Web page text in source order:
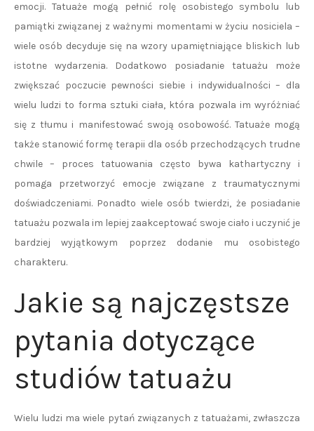
emocji. Tatuaże mogą pełnić rolę osobistego symbolu lub
pamiątki związanej z ważnymi momentami w życiu nosiciela –
wiele osób decyduje się na wzory upamiętniające bliskich lub
istotne wydarzenia. Dodatkowo posiadanie tatuażu może
zwiększać poczucie pewności siebie i indywidualności – dla
wielu ludzi to forma sztuki ciała, która pozwala im wyróżniać
się z tłumu i manifestować swoją osobowość. Tatuaże mogą
także stanowić formę terapii dla osób przechodzących trudne
chwile – proces tatuowania często bywa kathartyczny i
pomaga przetworzyć emocje związane z traumatycznymi
doświadczeniami. Ponadto wiele osób twierdzi, że posiadanie
tatuażu pozwala im lepiej zaakceptować swoje ciało i uczynić je
bardziej wyjątkowym poprzez dodanie mu osobistego
charakteru.
Jakie są najczęstsze
pytania dotyczące
studiów tatuażu
Wielu ludzi ma wiele pytań związanych z tatuażami, zwłaszcza